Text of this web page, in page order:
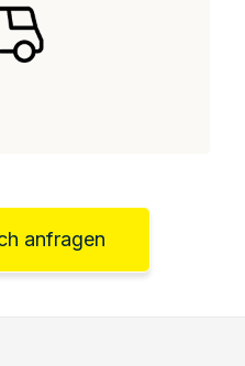
anfragen